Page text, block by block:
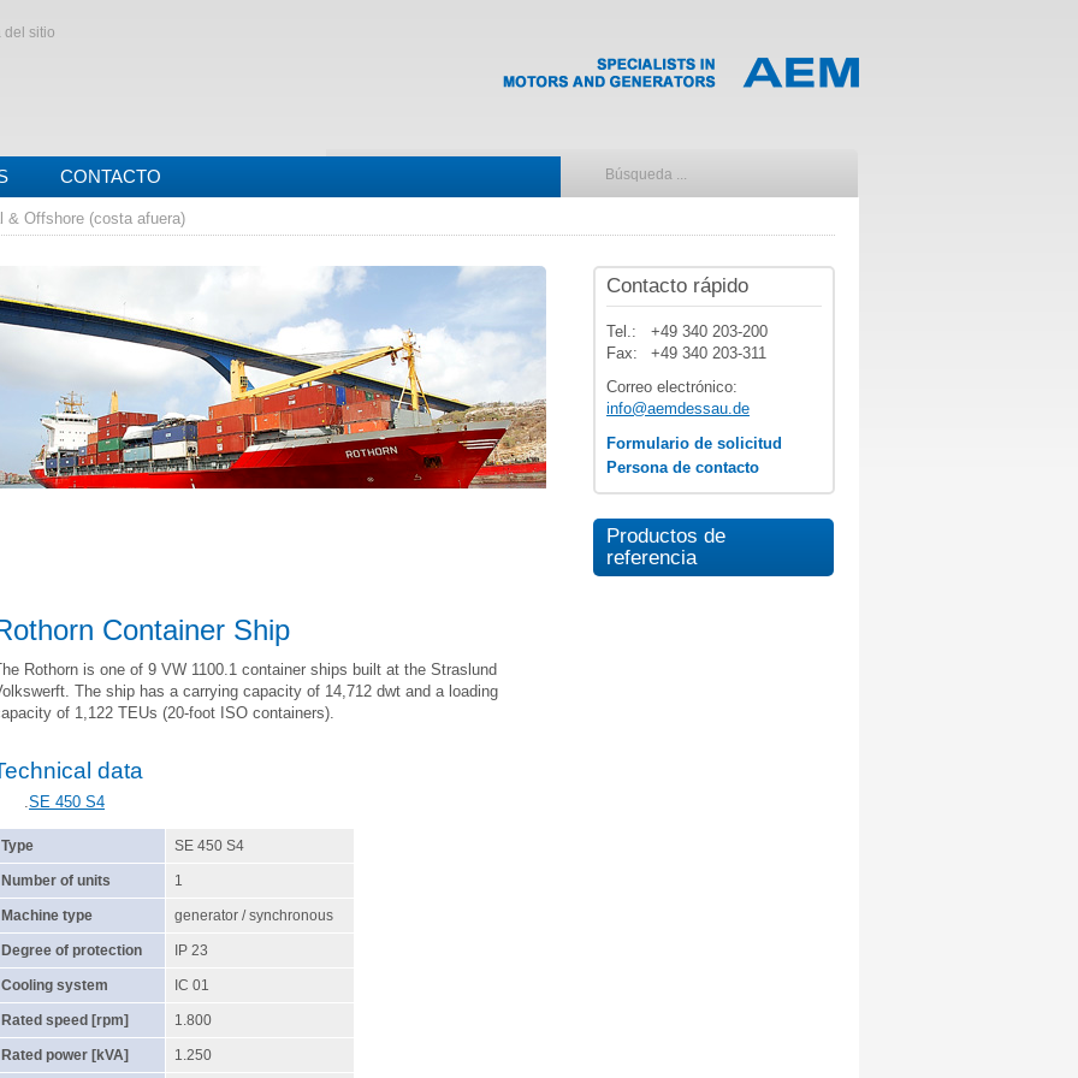
del sitio
CONTACTO
& Offshore (costa afuera)
Container Ship
Rothorn is one of 9 VW 1100.1 container ships built at the Straslund
The ship has a carrying capacity of 14,712 dwt and a loading
of 1,122 TEUs (20-foot ISO containers).
data
.SE 450 S4
Type SE 450 S4
Number of units 1
Machine type generator / synchronous
Degree of protection IP 23
Cooling system IC 01
Rated speed [rpm] 1.800
Rated power [kVA] 1.250
Contacto rápido
Tel.:
+49 340 203-200
Fax:
+49 340 203-311
Correo electrónico:
info@aemdessau.de
Formulario de solicitud
Persona de contacto
Productos de
referencia